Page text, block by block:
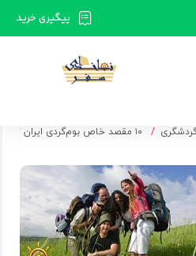
با سرور قطع می باشد لطفا
پیگیری خرید
۱۰ مقصد خاص بوم‌گردی ایران که باید حداقل یک‌بار در عمرتان تجربه کنید!